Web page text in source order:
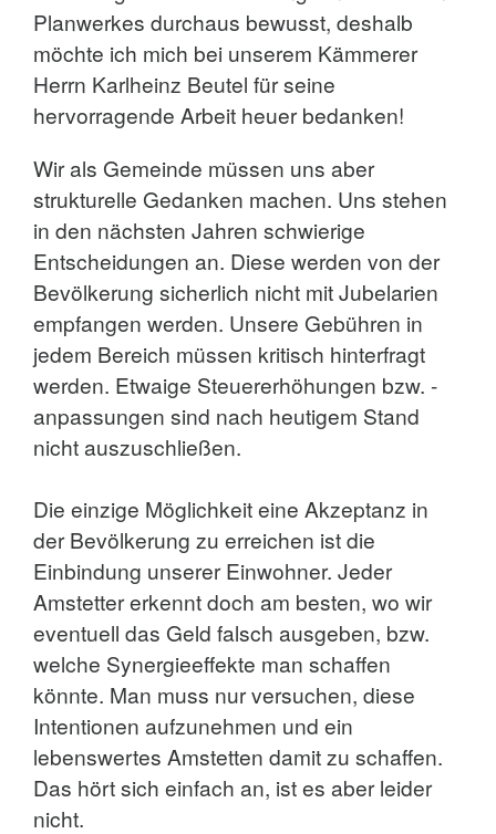
Planwerkes durchaus bewusst, deshalb
möchte ich mich bei unserem Kämmerer
Herrn Karlheinz Beutel für seine
hervorragende Arbeit heuer bedanken!
Wir als Gemeinde müssen uns aber
strukturelle Gedanken machen. Uns stehen
in den nächsten Jahren schwierige
Entscheidungen an. Diese werden von der
Bevölkerung sicherlich nicht mit Jubelarien
empfangen werden. Unsere Gebühren in
jedem Bereich müssen kritisch hinterfragt
werden. Etwaige Steuererhöhungen bzw. -
anpassungen sind nach heutigem Stand
nicht auszuschließen.
Die einzige Möglichkeit eine Akzeptanz in
der Bevölkerung zu erreichen ist die
Einbindung unserer Einwohner. Jeder
Amstetter erkennt doch am besten, wo wir
eventuell das Geld falsch ausgeben, bzw.
welche Synergieeffekte man schaffen
könnte. Man muss nur versuchen, diese
Intentionen aufzunehmen und ein
lebenswertes Amstetten damit zu schaffen.
Das hört sich einfach an, ist es aber leider
nicht.